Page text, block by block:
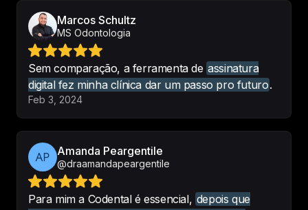
Realmente o codental é
sensacional! E é muito mais do que
prometem! Confio e indico de
olhos fechados!!!!!!
-Kayque Castriguini
app muito bom! vale super a pena!
Consultório muito mais organizado
e o suporte deles é rapido e
Marcos Schultz
MS Odontologia
Sem comparação, a ferramenta de assinatura
digital fez minha clínica dar um passo pro futuro.
Feb 3, 2024
Amanda Peargentile
@draamandapeargentile
Para mim a Codental é essencial, depois que